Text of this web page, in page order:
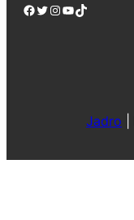
Facebook Twitter Instagram YouTube TikTok
Jadro